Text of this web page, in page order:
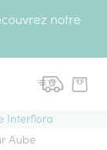
notre
Interflora
Aube